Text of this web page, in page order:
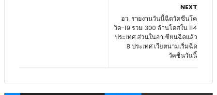
NEXT
อว. รายงานวันนี้ฉีดวัคซีนโค
วิด-19 รวม 300 ล้านโดสใน 114
ประเทศ ส่วนในอาเซียนฉีดแล้ว
8 ประเทศ เวียตนามเริ่มฉีด
วัคซีนวันนี้